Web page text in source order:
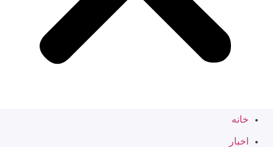
خانه
اخبار